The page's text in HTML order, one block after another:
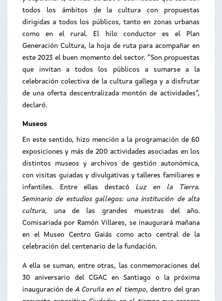
todos los ámbitos de la cultura con propuestas
dirigidas a todos los públicos, tanto en zonas urbanas
como en el rural. El hilo conductor es el Plan
Generación Cultura, la hoja de ruta para acompañar en
este 2023 el buen momento del sector. “Son propuestas
que
invitan a todos los públicos a sumarse a la
celebración colectiva de la cultura gallega y a disfrutar
de una oferta descentralizada montón de actividades”,
declaró.
Museos
En este sentido, hizo mención a la programación de 60
exposiciones y más de 200 actividades asociadas en los
distintos museos y archivos de gestión autonómica,
con visitas guiadas y divulgativas y talleres familiares e
infantiles. Entre ellas destacó Luz en la Tierra.
Seminario de estudios gallegos: una institución de alta
cultura, una de las grandes muestras del año.
Comisariada por Ramón Villares, se inaugurará mañana
en el Museo Centro Gaiás como acto central de la
celebración del centenario de la fundación.
A ella se suman, entre otras, las conmemoraciones del
30 aniversario del CGAC en Santiago o la próxima
inauguración deA Coruña en el tiempo, dentro del gran